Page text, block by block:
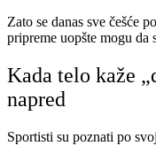
Zato se danas sve češće
pripreme uopšte mogu da
Kada telo kaže
napred
Sportisti su poznati po